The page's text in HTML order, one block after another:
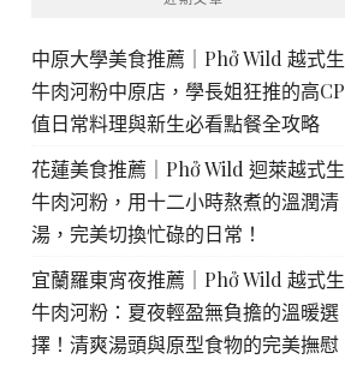
中原大學美食推薦｜Phở Wild 越式生
牛肉河粉中原店，學長姐狂推的高CP
值日常料理與新生必看點餐全攻略
花蓮美食推薦｜Phở Wild 迴萊越式生
牛肉河粉，用十二小時熬煮的溫潤清
湯，完美切換忙碌的日常！
宜蘭羅東宵夜推薦｜Phở Wild 越式生
牛肉河粉：夏夜輕盈無負擔的溫暖選
擇！清爽湯頭與原型食物的完美撫慰